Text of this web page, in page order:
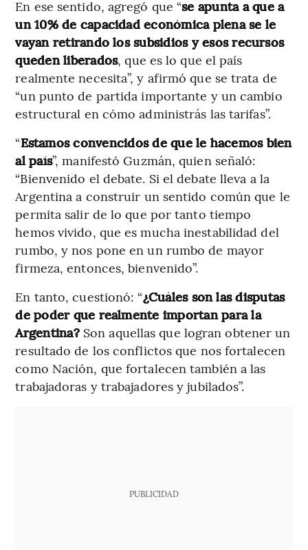
En ese sentido, agregó que “se apunta a que a
un 10% de capacidad económica plena se le
vayan retirando los subsidios y esos recursos
queden liberados, que es lo que el país
realmente necesita”, y afirmó que se trata de
“un punto de partida importante y un cambio
estructural en cómo administrás las tarifas”.
“Estamos convencidos de que le hacemos bien
al país”, manifestó Guzmán, quien señaló:
“Bienvenido el debate. Si el debate lleva a la
Argentina a construir un sentido común que le
permita salir de lo que por tanto tiempo
hemos vivido, que es mucha inestabilidad del
rumbo, y nos pone en un rumbo de mayor
firmeza, entonces, bienvenido”.
En tanto, cuestionó: “¿Cuáles son las disputas
de poder que realmente importan para la
Argentina? Son aquellas que logran obtener un
resultado de los conflictos que nos fortalecen
como Nación, que fortalecen también a las
trabajadoras y trabajadores y jubilados”.
PUBLICIDAD